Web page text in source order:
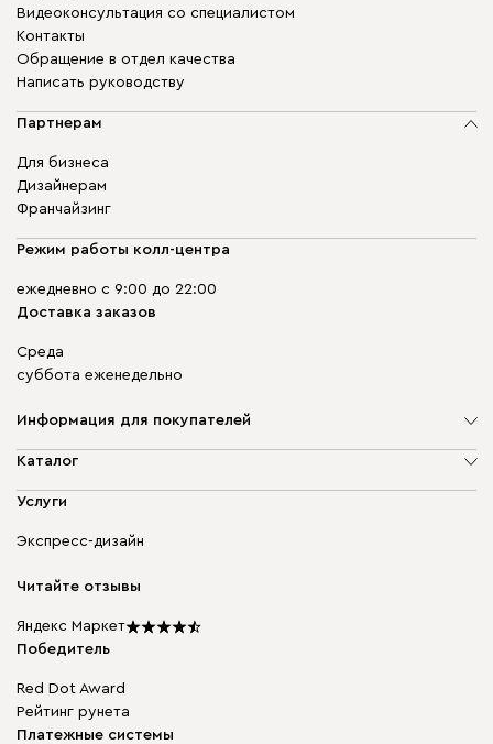
Видеоконсультация со специалистом
Контакты
Обращение в отдел качества
Написать руководству
Партнерам
Для бизнеса
Дизайнерам
Франчайзинг
Режим работы колл-центра
ежедневно с 9:00 до 22:00
Доставка заказов
Среда
суббота еженедельно
Информация для покупателей
О компании
Доставка и оплата
диван.клуб
Карьера
Подарочные сертификаты
Мы в прессе
Каталог
Мягкая мебель
Бескаркасная мебель
Столы и стулья
Услуги
Экспресс-дизайн
Читайте отзывы
Яндекс Маркет
Победитель
Red Dot Award
Рейтинг рунета
Платежные системы